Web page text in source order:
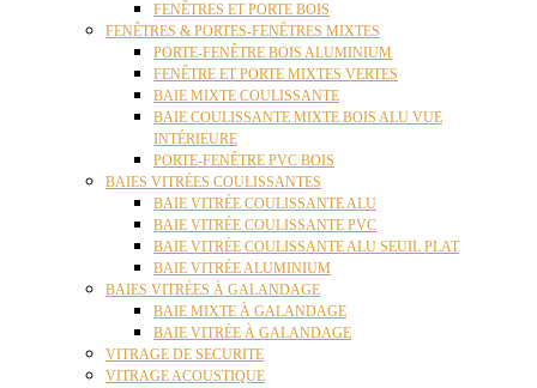
FENÊTRES ET PORTE BOIS
FENÊTRES & PORTES-FENÊTRES MIXTES
PORTE-FENÊTRE BOIS ALUMINIUM
FENÊTRE ET PORTE MIXTES VERTES
BAIE MIXTE COULISSANTE
BAIE COULISSANTE MIXTE BOIS ALU VUE
INTÉRIEURE
PORTE-FENÊTRE PVC BOIS
BAIES VITRÉES COULISSANTES
BAIE VITRÉE COULISSANTE ALU
BAIE VITRÉE COULISSANTE PVC
BAIE VITRÉE COULISSANTE ALU SEUIL PLAT
BAIE VITRÉE ALUMINIUM
BAIES VITRÉES À GALANDAGE
BAIE MIXTE À GALANDAGE
BAIE VITRÉE À GALANDAGE
VITRAGE DE SECURITE
VITRAGE ACOUSTIQUE